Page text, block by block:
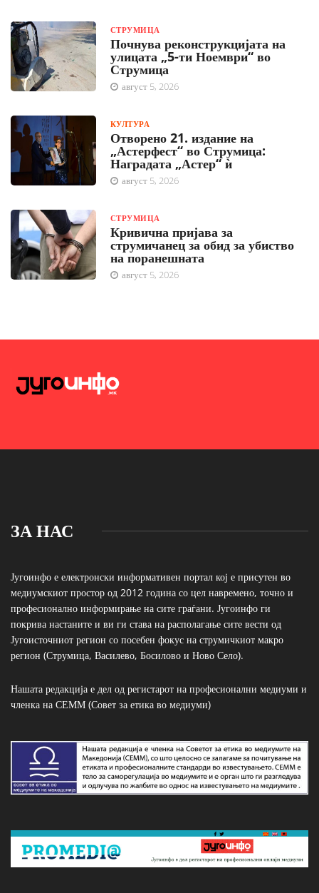
СТРУМИЦА
Почнува реконструкцијата на
улицата „5-ти Ноември“ во
Струмица
август 5, 2026
КУЛТУРА
Отворено 21. издание на
„Астерфест“ во Струмица:
Наградата „Астер“ ѝ
август 5, 2026
СТРУМИЦА
Кривична пријава за
струмичанец за обид за убиство
на поранешната
август 5, 2026
ЗА НАС
Југоинфо е електронски информативен портал кој е присутен во
медиумскиот простор од 2012 година со цел навремено, точно и
професионално информирање на сите граѓани. Југоинфо ги
покрива настаните и ви ги става на располагање сите вести од
Југоисточниот регион со посебен фокус на струмичкиот макро
регион (Струмица, Василево, Босилово и Ново Село).
Нашата редакција е дел од регистарот на професионални медиуми и
членка на СЕММ (Совет за етика во медиуми)